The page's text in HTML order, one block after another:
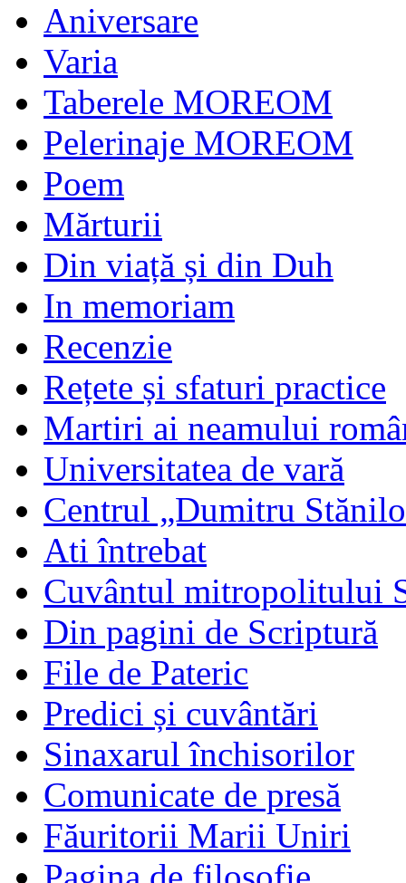
Aniversare
Varia
Taberele MOREOM
Pelerinaje MOREOM
Poem
Mărturii
Din viață și din Duh
In memoriam
Recenzie
Rețete și sfaturi practice
Martiri ai neamului
Universitatea de vară
Centrul „Dumitru
Ati întrebat
Cuvântul mitropolitului
Din pagini de Scriptură
File de Pateric
Predici și cuvântări
Sinaxarul închisorilor
Comunicate de presă
Făuritorii Marii Uniri